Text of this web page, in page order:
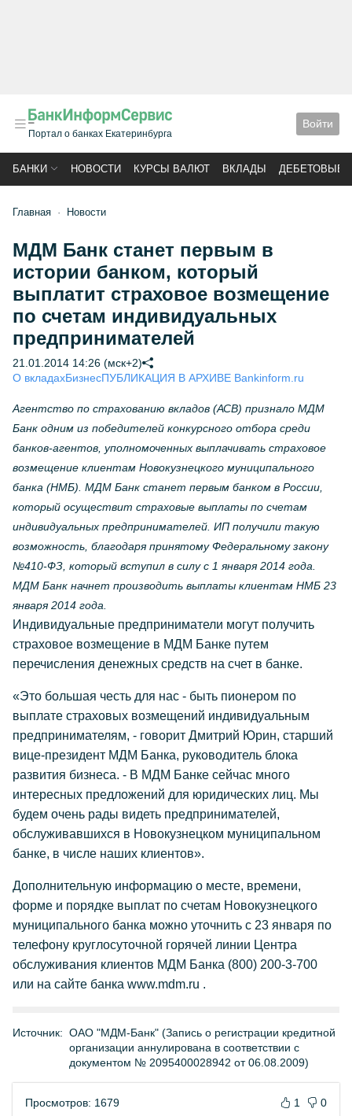
Портал о банках Екатеринбурга
Войти
БАНКИ НОВОСТИ КУРСЫ ВАЛЮТ ВКЛАДЫ ДЕБЕТОВЫЕ
Главная Новости
МДМ Банк станет первым в
истории банком, который
выплатит страховое возмещение
по счетам индивидуальных
предпринимателей
21.01.2014 14:26 (мск+2)
О вкладахБизнесПУБЛИКАЦИЯ В АРХИВЕ Bankinform.ru
Агентство по страхованию вкладов (АСВ) признало МДМ
Банк одним из победителей конкурсного отбора среди
банков-агентов, уполномоченных выплачивать страховое
возмещение клиентам Новокузнецкого муниципального
банка (НМБ). МДМ Банк станет первым банком в России,
который осуществит страховые выплаты по счетам
индивидуальных предпринимателей. ИП получили такую
возможность, благодаря принятому Федеральному закону
№410-ФЗ, который вступил в силу с 1 января 2014 года.
МДМ Банк начнет производить выплаты клиентам НМБ 23
января 2014 года.
Индивидуальные предприниматели могут получить
страховое возмещение в МДМ Банке путем
перечисления денежных средств на счет в банке.
«Это большая честь для нас - быть пионером по
выплате страховых возмещений индивидуальным
предпринимателям, - говорит Дмитрий Юрин, старший
вице-президент МДМ Банка, руководитель блока
развития бизнеса. - В МДМ Банке сейчас много
интересных предложений для юридических лиц. Мы
будем очень рады видеть предпринимателей,
обслуживавшихся в Новокузнецком муниципальном
банке, в числе наших клиентов».
Дополнительную информацию о месте, времени,
форме и порядке выплат по счетам Новокузнецкого
муниципального банка можно уточнить с 23 января по
телефону круглосуточной горячей линии Центра
обслуживания клиентов МДМ Банка (800) 200-3-700
или на сайте банка www.mdm.ru .
Источник: ОАО "МДМ-Банк" (Запись о регистрации кредитной
организации аннулирована в соответствии с
документом № 2095400028942 от 06.08.2009)
Просмотров: 1679 1 0